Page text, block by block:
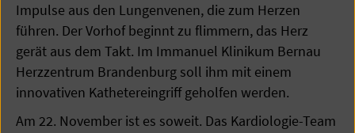
Impulse aus den Lungenvenen, die zum Herzen
führen. Der Vorhof beginnt zu flimmern, das Herz
gerät aus dem Takt. Im Immanuel Klinikum Bernau
Herzzentrum Brandenburg soll ihm mit einem
innovativen Kathetereingriff geholfen werden.
Am 22. November ist es soweit. Das Kardiologie-Team